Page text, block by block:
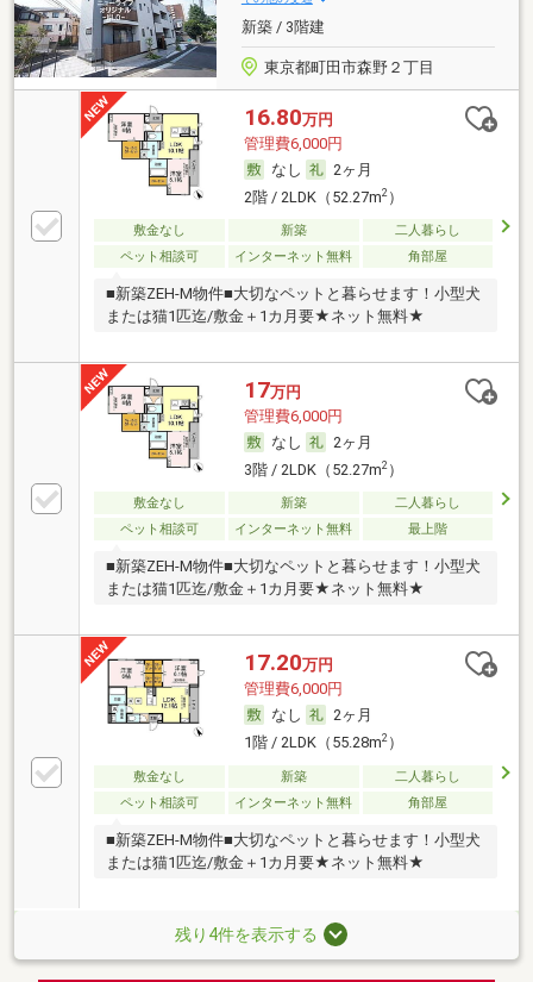
新築 / 3階建
東京都町田市森野２丁目
16.80万円
管理費6,000円
なし
2ヶ月
2階 / 2LDK（52.27m2）
敷金なし 新築
二人暮らし
ペット相談可
インターネット無料 角部屋
■新築ZEH-M物件■大切なペットと暮らせます！小型犬
または猫1匹迄/敷金＋1カ月要★ネット無料★
17万円
管理費6,000円
なし
2ヶ月
3階 / 2LDK（52.27m2）
敷金なし 新築
二人暮らし
ペット相談可
インターネット無料 最上階
■新築ZEH-M物件■大切なペットと暮らせます！小型犬
または猫1匹迄/敷金＋1カ月要★ネット無料★
17.20万円
管理費6,000円
なし
2ヶ月
1階 / 2LDK（55.28m2）
敷金なし 新築
二人暮らし
ペット相談可
インターネット無料 角部屋
■新築ZEH-M物件■大切なペットと暮らせます！小型犬
または猫1匹迄/敷金＋1カ月要★ネット無料★
残り4件を表示する